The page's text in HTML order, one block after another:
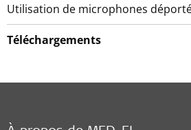
Utilisation de microphones
Téléchargements